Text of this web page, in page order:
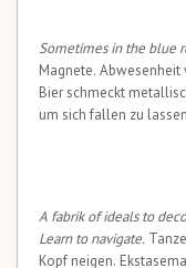
Sometimes in the blue
Magnete.
Bier schmeckt
um sich fallen zu
A fabrik of ideals to
Learn to navigate.
Kopf neigen.